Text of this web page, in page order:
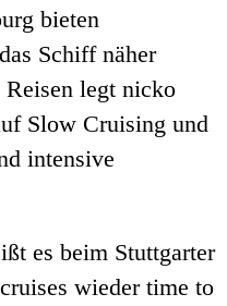
bieten
Schiff näher
legt nicko
Slow Cruising und
intensive
es beim Stuttgarter
wieder time to